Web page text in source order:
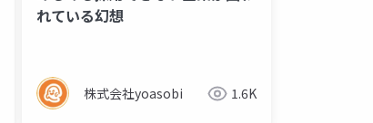
れている幻想
株式会社yoasobi 1.6K